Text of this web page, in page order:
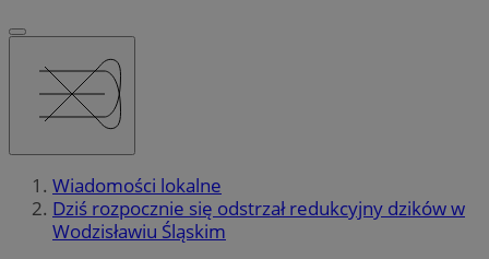
Wiadomości lokalne
Dziś rozpocznie się odstrzał redukcyjny dzików w
Wodzisławiu Śląskim